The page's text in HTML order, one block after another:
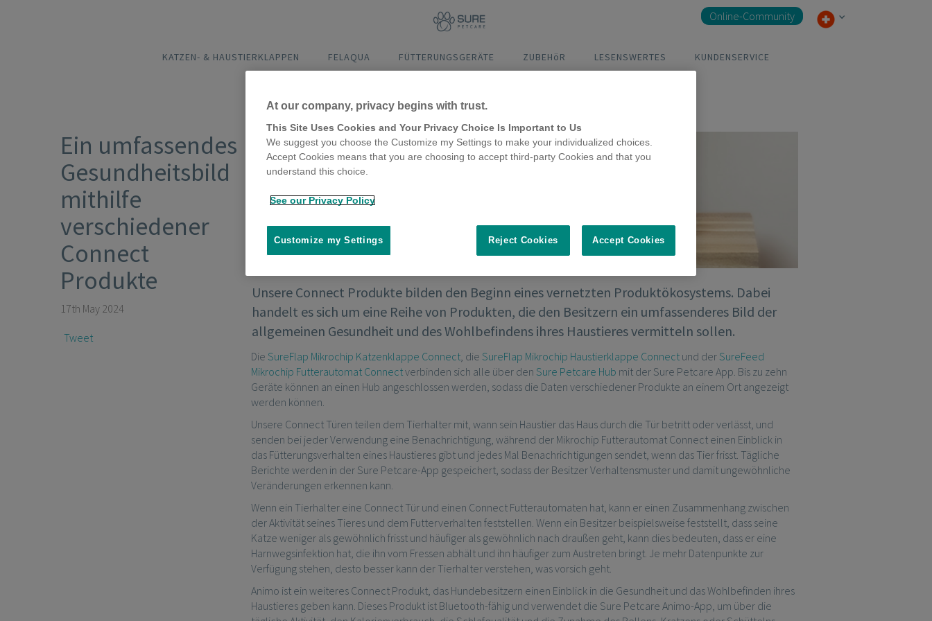
KATZEN- & HAUSTIERKLAPPEN FELAQUA FÜTTERUNGSGERÄTE ZUBEHöR LESENSWERTES KUNDENSERVICE
Online-Community
Ein umfassendes
Gesundheitsbild
mithilfe
verschiedener
Connect
Produkte
17th May 2024
Tweet
Unsere Connect Produkte bilden den Beginn eines vernetzten Produktökosystems. Dabei
handelt es sich um eine Reihe von Produkten, die den Besitzern ein umfassenderes Bild der
allgemeinen Gesundheit und des Wohlbefindens ihres Haustieres vermitteln sollen.
Die SureFlap Mikrochip Katzenklappe Connect , die SureFlap Mikrochip Haustierklappe Connect und der SureFeed
Mikrochip Futterautomat Connectverbinden sich alle über den Sure Petcare Hub mit der Sure Petcare App. Bis zu zehn
Geräte können an einen Hub angeschlossen werden, sodass die Daten verschiedener Produkte an einem Ort angezeigt
werden können.
Unsere Connect Türen teilen dem Tierhalter mit, wann sein Haustier das Haus durch die Tür betritt oder verlässt, und
senden bei jeder Verwendung eine Benachrichtigung, während der Mikrochip Futterautomat Connect einen Einblick in
das Fütterungsverhalten eines Haustieres gibt und jedes Mal Benachrichtigungen sendet, wenn das Tier frisst. Tägliche
Berichte werden in der Sure Petcare-App gespeichert, sodass der Besitzer Verhaltensmuster und damit ungewöhnliche
Veränderungen erkennen kann.
Wenn ein Tierhalter eine Connect Tür und einen Connect Futterautomaten hat, kann er einen Zusammenhang zwischen
der Aktivität seines Tieres und dem Futterverhalten feststellen. Wenn ein Besitzer beispielsweise feststellt, dass seine
Katze weniger als gewöhnlich frisst und häufiger als gewöhnlich nach draußen geht, kann dies bedeuten, dass er eine
Harnwegsinfektion hat, die ihn vom Fressen abhält und ihn häufiger zum Austreten bringt. Je mehr Datenpunkte zur
Verfügung stehen, desto besser kann der Tierhalter verstehen, was vorsich geht.
Animo ist ein weiteres Connect Produkt, das Hundebesitzern einen Einblick in die Gesundheit und das Wohlbefinden ihres
Haustieres geben kann. Dieses Produkt ist Bluetooth-fähig und verwendet die Sure Petcare Animo-App, um über die
At our company, privacy begins with trust.
This Site Uses Cookies and Your Privacy Choice Is Important to Us
We suggest you choose the Customize my Settings to make your individualized choices.
Accept Cookies means that you are choosing to accept third-party Cookies and that you
understand this choice.
See our Privacy Policy
Reject Cookies Accept Cookies
Customize my Settings